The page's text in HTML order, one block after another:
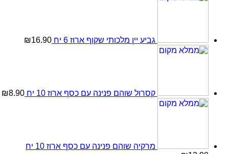
גביע יין מלכותי שקוף ארוז 6 יח ₪16.90
קסרול שוהם פנינה עם כסף ארוז 10 יח ₪8.90
מרקיה שוהם פנינה עם כסף ארוז 10 יח